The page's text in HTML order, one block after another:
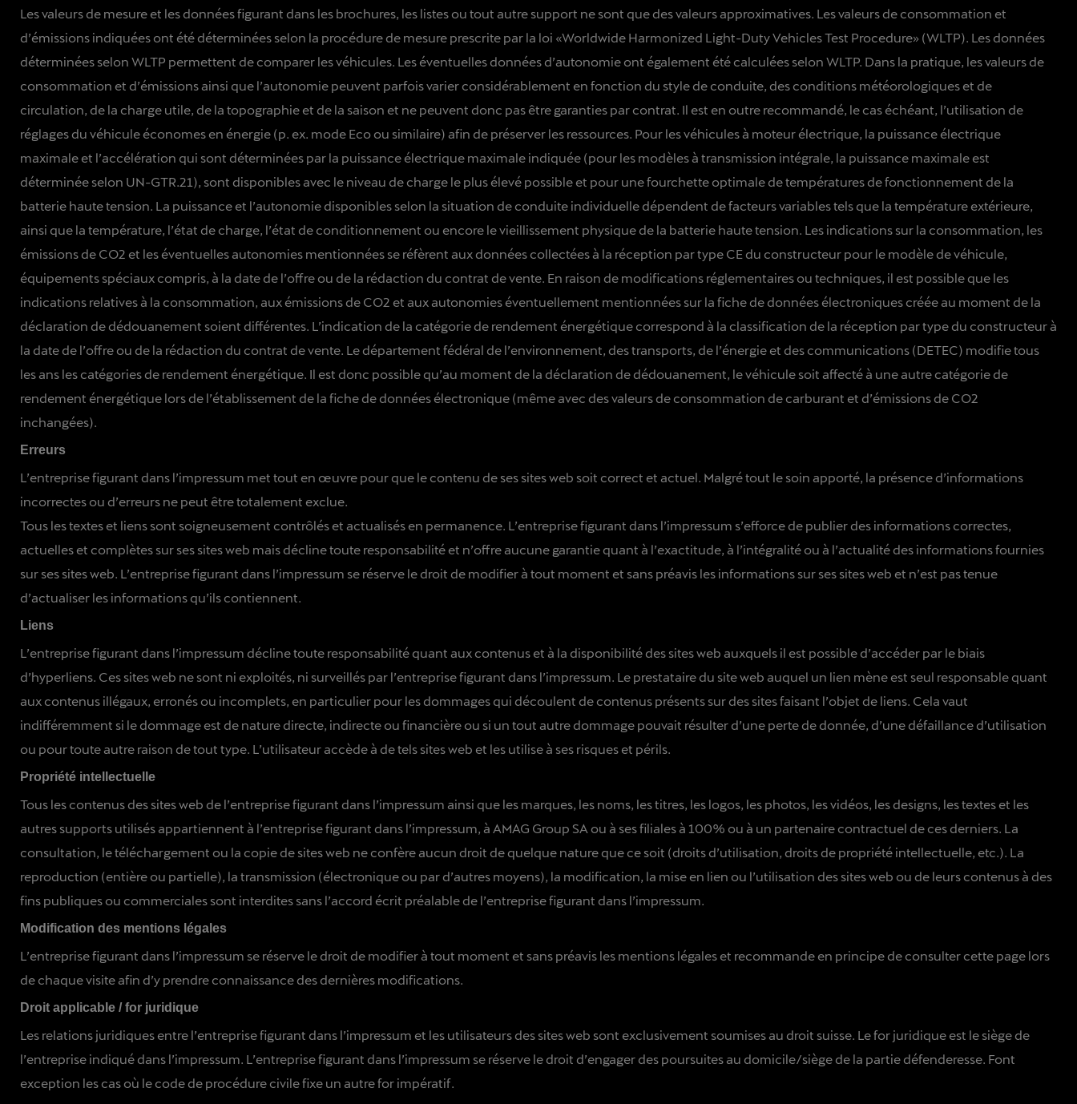
Les valeurs de mesure et les données figurant dans les brochures, les listes ou tout autre support ne sont que des valeurs approximatives. Les valeurs de consommation et
d’émissions indiquées ont été déterminées selon la procédure de mesure prescrite par la loi «Worldwide Harmonized Light-Duty Vehicles Test Procedure» (WLTP). Les données
déterminées selon WLTP permettent de comparer les véhicules. Les éventuelles données d’autonomie ont également été calculées selon WLTP. Dans la pratique, les valeurs de
consommation et d’émissions ainsi que l’autonomie peuvent parfois varier considérablement en fonction du style de conduite, des conditions météorologiques et de
circulation, de la charge utile, de la topographie et de la saison et ne peuvent donc pas être garanties par contrat. Il est en outre recommandé, le cas échéant, l’utilisation de
réglages du véhicule économes en énergie (p. ex. mode Eco ou similaire) afin de préserver les ressources. Pour les véhicules à moteur électrique, la puissance électrique
maximale et l’accélération qui sont déterminées par la puissance électrique maximale indiquée (pour les modèles à transmission intégrale, la puissance maximale est
déterminée selon UN-GTR.21), sont disponibles avec le niveau de charge le plus élevé possible et pour une fourchette optimale de températures de fonctionnement de la
batterie haute tension. La puissance et l’autonomie disponibles selon la situation de conduite individuelle dépendent de facteurs variables tels que la température extérieure,
ainsi que la température, l’état de charge, l’état de conditionnement ou encore le vieillissement physique de la batterie haute tension. Les indications sur la consommation, les
émissions de CO2 et les éventuelles autonomies mentionnées se réfèrent aux données collectées à la réception par type CE du constructeur pour le modèle de véhicule,
équipements spéciaux compris, à la date de l’offre ou de la rédaction du contrat de vente. En raison de modifications réglementaires ou techniques, il est possible que les
indications relatives à la consommation, aux émissions de CO2 et aux autonomies éventuellement mentionnées sur la fiche de données électroniques créée au moment de la
déclaration de dédouanement soient différentes. L’indication de la catégorie de rendement énergétique correspond à la classification de la réception par type du constructeur à
la date de l’offre ou de la rédaction du contrat de vente. Le département fédéral de l’environnement, des transports, de l’énergie et des communications (DETEC) modifie tous
les ans les catégories de rendement énergétique. Il est donc possible qu’au moment de la déclaration de dédouanement, le véhicule soit affecté à une autre catégorie de
rendement énergétique lors de l’établissement de la fiche de données électronique (même avec des valeurs de consommation de carburant et d’émissions de CO2
inchangées).
Erreurs
L’entreprise figurant dans l’impressum met tout en œuvre pour que le contenu de ses sites web soit correct et actuel. Malgré tout le soin apporté, la présence d’informations
incorrectes ou d’erreurs ne peut être totalement exclue.
Tous les textes et liens sont soigneusement contrôlés et actualisés en permanence. L’entreprise figurant dans l’impressum s’efforce de publier des informations correctes,
actuelles et complètes sur ses sites web mais décline toute responsabilité et n’offre aucune garantie quant à l’exactitude, à l’intégralité ou à l’actualité des informations fournies
sur ses sites web. L’entreprise figurant dans l’impressum se réserve le droit de modifier à tout moment et sans préavis les informations sur ses sites web et n’est pas tenue
d’actualiser les informations qu’ils contiennent.
Liens
L’entreprise figurant dans l’impressum décline toute responsabilité quant aux contenus et à la disponibilité des sites web auxquels il est possible d’accéder par le biais
d’hyperliens. Ces sites web ne sont ni exploités, ni surveillés par l’entreprise figurant dans l’impressum. Le prestataire du site web auquel un lien mène est seul responsable quant
aux contenus illégaux, erronés ou incomplets, en particulier pour les dommages qui découlent de contenus présents sur des sites faisant l’objet de liens. Cela vaut
indifféremment si le dommage est de nature directe, indirecte ou financière ou si un tout autre dommage pouvait résulter d’une perte de donnée, d’une défaillance d’utilisation
ou pour toute autre raison de tout type. L’utilisateur accède à de tels sites web et les utilise à ses risques et périls.
Propriété intellectuelle
Tous les contenus des sites web de l’entreprise figurant dans l’impressum ainsi que les marques, les noms, les titres, les logos, les photos, les vidéos, les designs, les textes et les
autres supports utilisés appartiennent à l’entreprise figurant dans l’impressum, à AMAG Group SA ou à ses filiales à 100% ou à un partenaire contractuel de ces derniers. La
consultation, le téléchargement ou la copie de sites web ne confère aucun droit de quelque nature que ce soit (droits d’utilisation, droits de propriété intellectuelle, etc.). La
reproduction (entière ou partielle), la transmission (électronique ou par d’autres moyens), la modification, la mise en lien ou l’utilisation des sites web ou de leurs contenus à des
fins publiques ou commerciales sont interdites sans l’accord écrit préalable de l’entreprise figurant dans l’impressum.
Modification des mentions légales
L’entreprise figurant dans l’impressum se réserve le droit de modifier à tout moment et sans préavis les mentions légales et recommande en principe de consulter cette page lors
de chaque visite afin d’y prendre connaissance des dernières modifications.
Droit applicable / for juridique
Les relations juridiques entre l’entreprise figurant dans l’impressum et les utilisateurs des sites web sont exclusivement soumises au droit suisse. Le for juridique est le siège de
l’entreprise indiqué dans l’impressum. L’entreprise figurant dans l’impressum se réserve le droit d’engager des poursuites au domicile/siège de la partie défenderesse. Font
exception les cas où le code de procédure civile fixe un autre for impératif.